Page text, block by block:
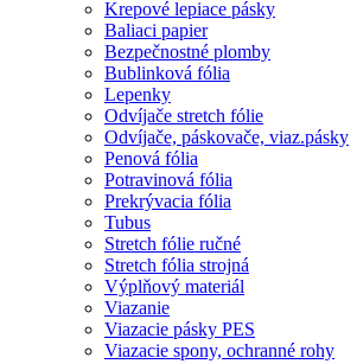
Krepové lepiace pásky
Baliaci papier
Bezpečnostné plomby
Bublinková fólia
Lepenky
Odvíjače stretch fólie
Odvíjače, páskovače, viaz.pásky
Penová fólia
Potravinová fólia
Prekrývacia fólia
Tubus
Stretch fólie ručné
Stretch fólia strojná
Výplňový materiál
Viazanie
Viazacie pásky PES
Viazacie spony, ochranné rohy